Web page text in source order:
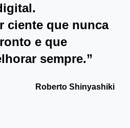
ciente que nunca
e que
sempre.”
Roberto Shinyashiki